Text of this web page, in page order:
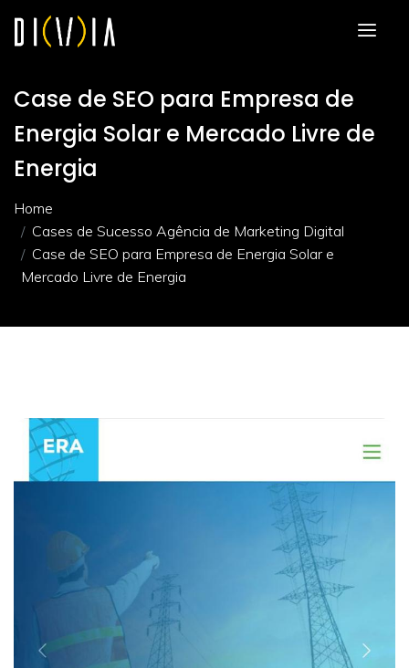
Case de SEO para Empresa de
Energia Solar e Mercado Livre de
Energia
Home
Cases de Sucesso Agência de Marketing Digital
Case de SEO para Empresa de Energia Solar e
Mercado Livre de Energia